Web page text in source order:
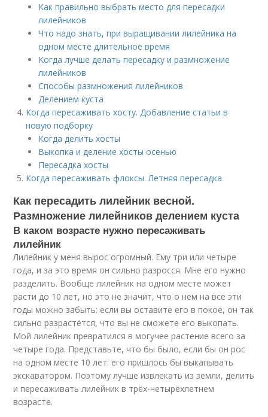
Как правильно выбрать место для пересадки
лилейников
Что надо знать, при выращивании лилейника на
одном месте длительное время
Когда лучше делать пересадку и размножение
лилейников
Способы размножения лилейников
Делением куста
Когда пересаживать хосту. Добавление статьи в
новую подборку
Когда делить хосты
Выкопка и деление хосты осенью
Пересадка хосты
Когда пересаживать флоксы. Летняя пересадка
Как пересадить лилейник весной.
Размножение лилейников делением куста
В каком возрасте нужно пересаживать
лилейник
Лилейник у меня вырос огромный. Ему три или четыре
года, и за это время он сильно разросся. Мне его нужно
разделить. Вообще лилейник на одном месте может
расти до 10 лет, но это не значит, что о нём на все эти
годы можно забыть: если вы оставите его в покое, он так
сильно разрастётся, что вы не сможете его выкопать.
Мой лилейник превратился в могучее растение всего за
четыре года. Представьте, что бы было, если бы он рос
на одном месте 10 лет: его пришлось бы выкапывать
экскаватором. Поэтому лучше извлекать из земли, делить
и пересаживать лилейник в трёх-четырёхлетнем
возрасте.